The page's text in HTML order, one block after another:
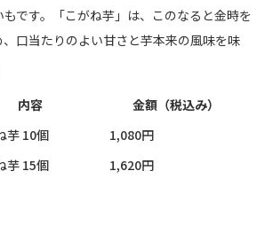
です。「こがね芋」は、このなると金時を
口当たりのよい甘さと芋本来の風味を味
内容
金額（税込み）
芋 10個
1,080円
芋 15個 1,620円